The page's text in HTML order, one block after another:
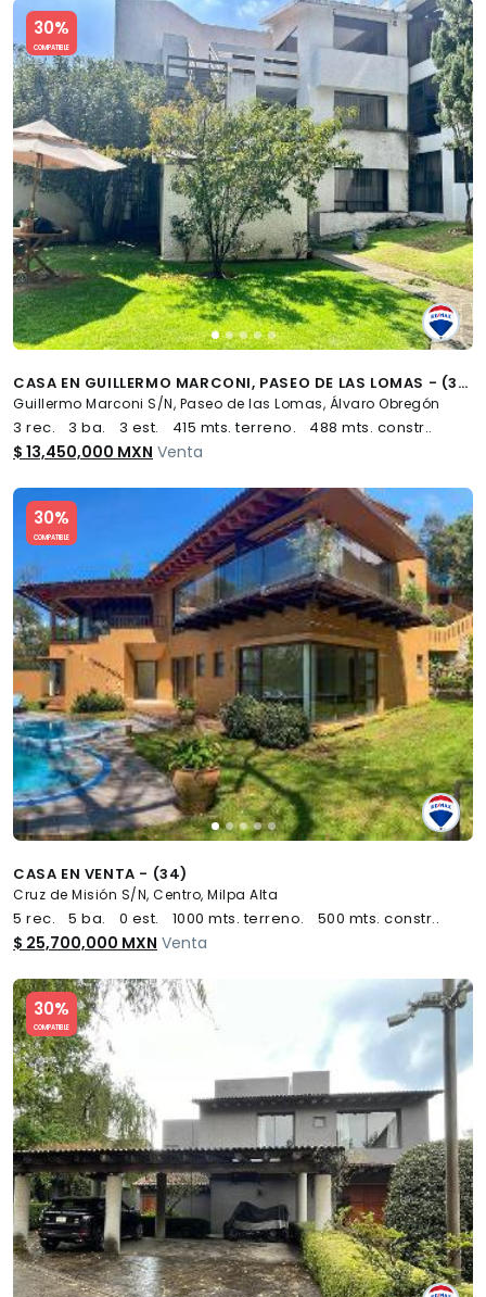
30%
COMPATIBLE
Slide 1 of 5
CASA EN GUILLERMO MARCONI, PASEO DE LAS LOMAS - (34)
Guillermo Marconi S/N, Paseo de las Lomas, Álvaro Obregón
3 rec. 3 ba. 3 est. 415 mts. terreno. 488 mts. constr..
$ 13,450,000 MXN Venta
30%
COMPATIBLE
Slide 1 of 5
CASA EN VENTA - (34)
Cruz de Misión S/N, Centro, Milpa Alta
5 rec. 5 ba. 0 est. 1000 mts. terreno. 500 mts. constr..
$ 25,700,000 MXN Venta
30%
COMPATIBLE
Slide 1 of 5